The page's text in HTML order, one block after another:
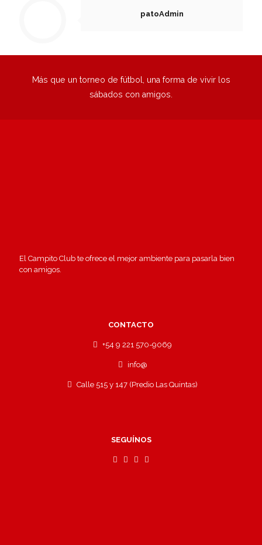
patoAdmin
Más que un torneo de fútbol, una forma de vivir los
sábados con amigos.
El Campito Club te ofrece el mejor ambiente para pasarla bien
con amigos.
CONTACTO
+54 9 221 570-9069
info@
Calle 515 y 147 (Predio Las Quintas)
SEGUÍNOS